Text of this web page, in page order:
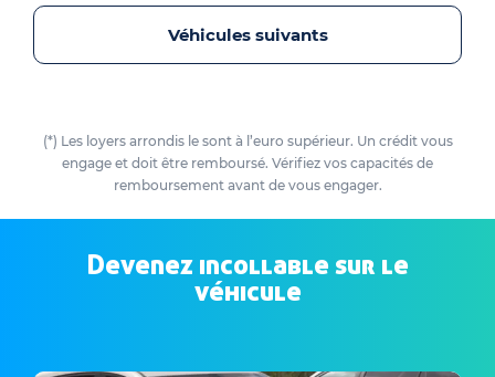
Véhicules suivants
(*) Les loyers arrondis le sont à l’euro supérieur. Un crédit vous
engage et doit être remboursé. Vérifiez vos capacités de
remboursement avant de vous engager.
Devenez incollable sur le
véhicule